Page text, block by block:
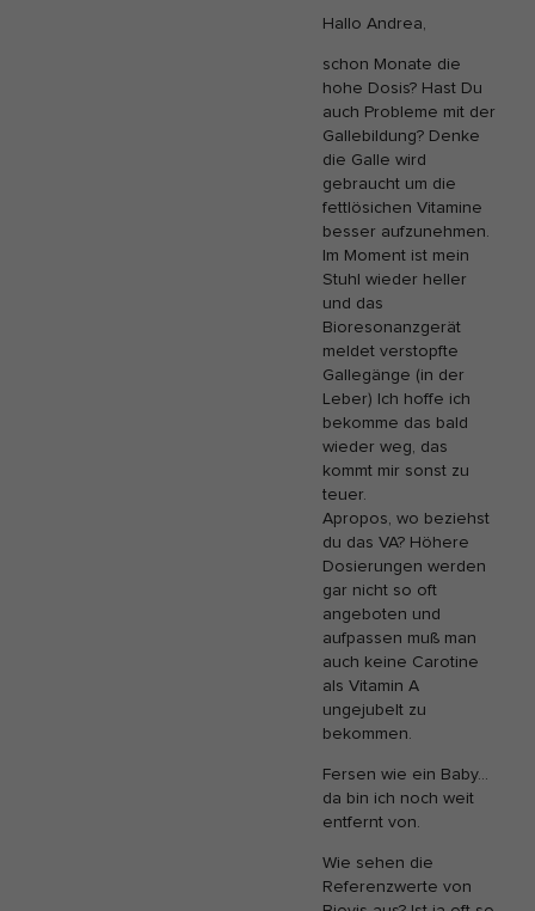
Hallo Andrea,
schon Monate die
hohe Dosis? Hast Du
auch Probleme mit der
Gallebildung? Denke
die Galle wird
gebraucht um die
fettlösichen Vitamine
besser aufzunehmen.
Im Moment ist mein
Stuhl wieder heller
und das
Bioresonanzgerät
meldet verstopfte
Gallegänge (in der
Leber) Ich hoffe ich
bekomme das bald
wieder weg, das
kommt mir sonst zu
teuer.
Apropos, wo beziehst
du das VA? Höhere
Dosierungen werden
gar nicht so oft
angeboten und
aufpassen muß man
auch keine Carotine
als Vitamin A
ungejubelt zu
bekommen.
Fersen wie ein Baby…
da bin ich noch weit
entfernt von.
Wie sehen die
Referenzwerte von